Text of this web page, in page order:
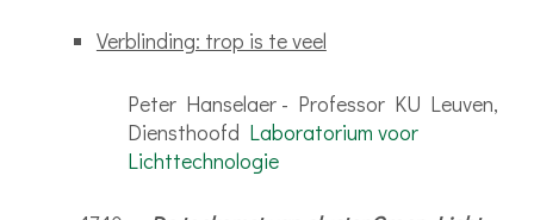
Verblinding: trop is te veel
Peter Hanselaer - Professor KU Leuven,
Diensthoofd Laboratorium voor
Lichttechnologie